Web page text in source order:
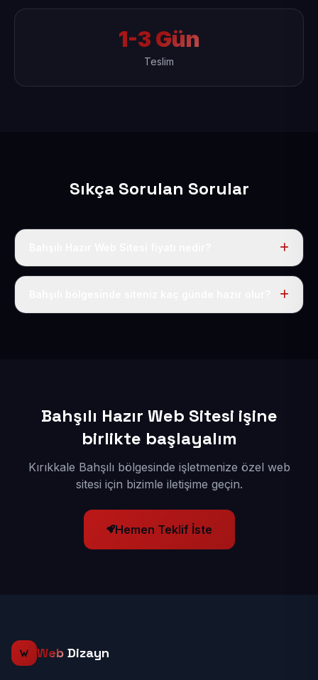
1-3 Gün
Teslim
Sıkça Sorulan Sorular
Tek fiyat uygulanır: yıllık 50 USD + KDV. Bu bedele alan
Bahşılı Hazır Web Sitesi işine
birlikte başlayalım
Kırıkkale Bahşılı bölgesinde işletmenize özel web
sitesi için bizimle iletişime geçin.
Hemen Teklif İste
Web Dizayn